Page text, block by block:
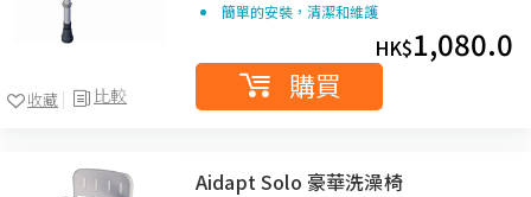
比較
收藏
簡單的安裝，清潔和維護
HK$1,080.0
購買
Aidapt Solo 豪華洗澡椅